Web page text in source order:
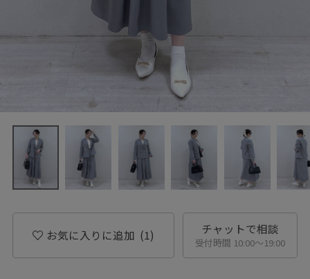
お気に入りに追加 (1) チャットで相談
受付時間 10:00〜19:00